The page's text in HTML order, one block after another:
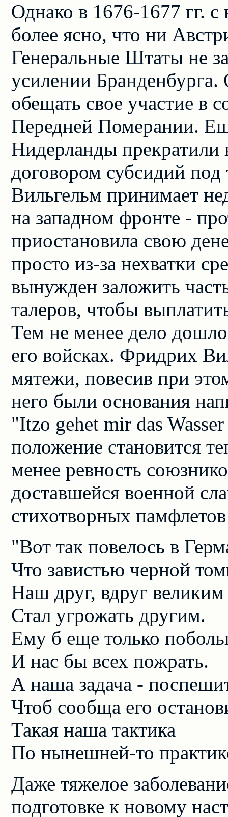
Однако в 1676-1677 гг.
более ясно, что ни
Генеральные Штаты не
усилении
обещать свое участие в
Передней Померании.
Нидерланды прекратили
договором субсидий
Вильгельм принимает
на западном фронте -
приостановила свою
просто из-за нехватки
вынужден заложить
талеров, чтобы
Тем не менее дело
его войсках. Фридрих
мятежи, повесив при
него были основания
"Itzo gehet mir das
положение становится
менее ревность
доставшейся военной
стихотворных
"Вот так повелось в
Что завистью черной
Наш друг, вдруг великим
Стал угрожать другим.
Ему б еще только
И нас бы всех пожрать.
А наша задача -
Чтоб сообща его
Такая наша тактика
По нынешней-то
Даже тяжелое
подготовке к новому